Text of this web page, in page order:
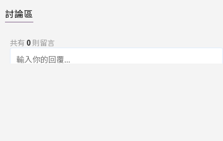
討論區
共有 0則留言